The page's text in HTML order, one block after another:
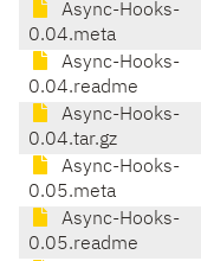
Async-Hooks-
0.04.meta
Async-Hooks-
0.04.readme
Async-Hooks-
0.04.tar.gz
Async-Hooks-
0.05.meta
Async-Hooks-
0.05.readme